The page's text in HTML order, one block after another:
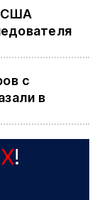
США
с
в
X!